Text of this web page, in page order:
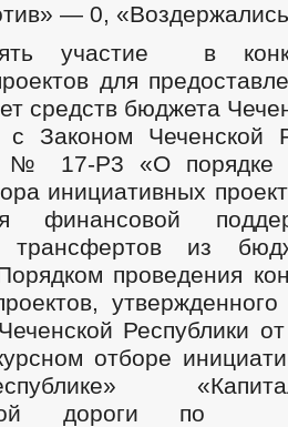
— 0,
участие в
для
средств бюджета
с Законом Чеченской
№ 17-Р3 «О порядке
инициативных
финансовой
трансфертов из
проведения
Республики
отборе
дороги по